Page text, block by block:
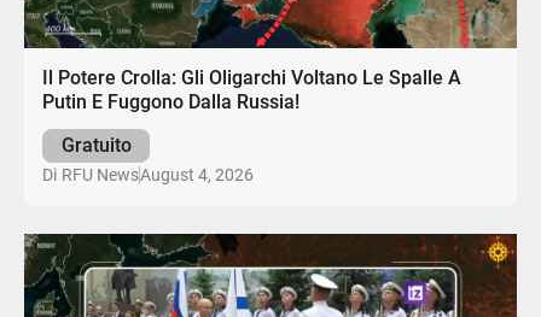
Il Potere Crolla: Gli Oligarchi Voltano Le Spalle A
Putin E Fuggono Dalla Russia!
Gratuito
Di RFU NewsAugust 4, 2026